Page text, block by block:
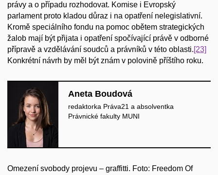
právy a o případu rozhodovat. Komise i Evropský
parlament proto kladou důraz i na opatření nelegislativní.
Kromě speciálního fondu na pomoc obětem strategických
žalob mají být přijata i opatření spočívající právě v odborné
přípravě a vzdělávání soudců a právníků v této oblasti.[23]
Konkrétní návrh by měl být znám v polovině příštího roku.
Aneta Boudová
redaktorka Práva21 a absolventka
Právnické fakulty MUNI
Omezení svobody projevu – graffitti. Foto: Freedom Of